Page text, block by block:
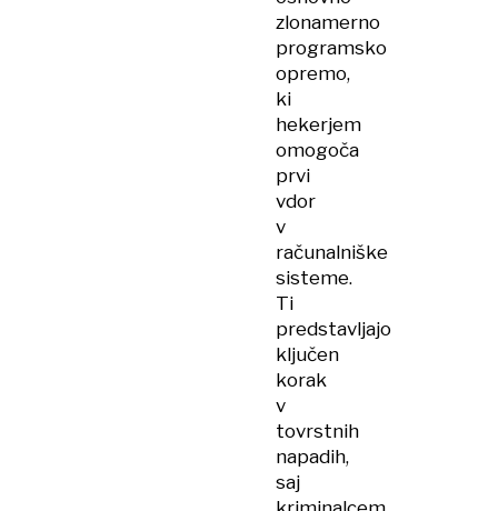
zlonamerno
programsko
opremo,
ki
hekerjem
omogoča
prvi
vdor
v
računalniške
sisteme.
Ti
predstavljajo
ključen
korak
v
tovrstnih
napadih,
saj